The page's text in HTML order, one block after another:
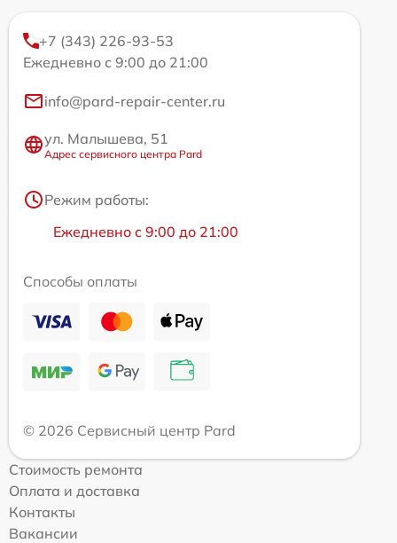
+7 (343) 226-93-53
Ежедневно с 9:00 до 21:00
info@pard-repair-center.ru
ул. Малышева, 51
Адрес сервисного центра Pard
Режим работы:
Ежедневно с 9:00 до 21:00
Способы оплаты
© 2026 Сервисный центр Pard
Стоимость ремонта
Оплата и доставка
Контакты
Вакансии